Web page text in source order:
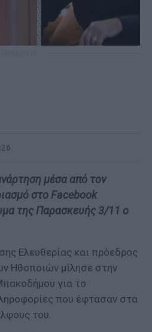
μέσα από τον
στο Facebook
της Παρασκευής 3/11 ο
Ελευθερίας και πρόεδρος
Ηθοποιών μίλησε στην
για το
που έφτασαν στα
του.